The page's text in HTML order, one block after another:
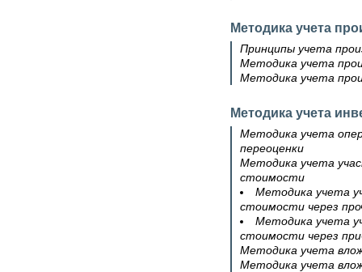
Методика учета
Принципы учета
Методика учета
Методика учета
Методика учета
Методика учета
переоценки
Методика учета
стоимости
Методика учета
стоимости через
Методика учета
стоимости через
Методика учета
Методика учета